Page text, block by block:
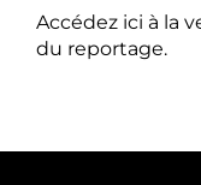
Accédez ici à la
du reportage.